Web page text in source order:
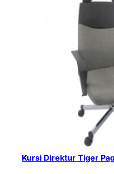
Kursi Direktur Tiger